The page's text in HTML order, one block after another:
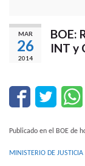
MAR
26
2014
BOE:
INT y
Publicado en el BOE de
MINISTERIO DE JUSTICIA